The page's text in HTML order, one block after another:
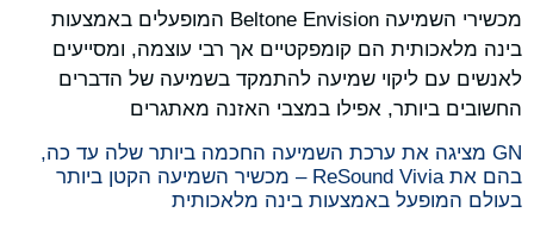
מכשירי השמיעה Beltone Envision המופעלים באמצעות
בינה מלאכותית הם קומפקטיים אך רבי עוצמה, ומסייעים
לאנשים עם ליקוי שמיעה להתמקד בשמיעה של הדברים
החשובים ביותר, אפילו במצבי האזנה מאתגרים
GN מציגה את ערכת השמיעה החכמה ביותר שלה עד כה,
בהם את ReSound Vivia – מכשיר השמיעה הקטן ביותר
בעולם המופעל באמצעות בינה מלאכותית